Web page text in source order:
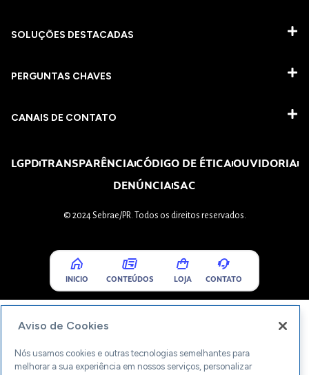
SOLUÇÕES DESTACADAS
PERGUNTAS CHAVES​
CANAIS DE CONTATO
LGPDTRANSPARÊNCIACÓDIGO DE ÉTICAOUVIDORIA
DENÚNCIASAC
© 2024 Sebrae/PR. Todos os direitos reservados.
INICIO CONTEÚDOS LOJA CONTATO
Aviso de Cookies
Nós usamos cookies e outras tecnologias semelhantes para
melhorar a sua experiência em nossos serviços, personalizar